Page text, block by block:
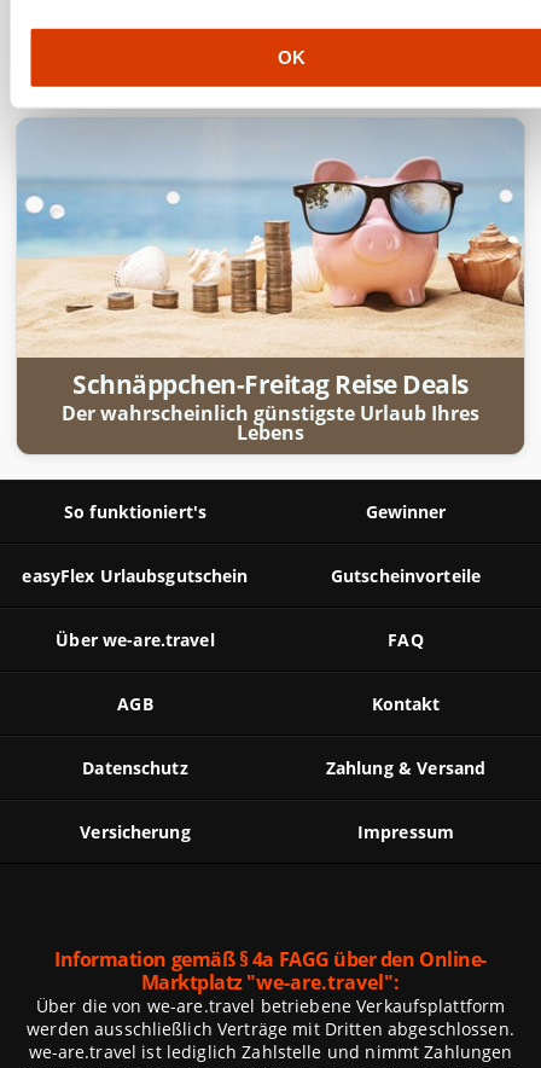
w
a
OK
Schnäppchen-Freitag Reise Deals
Der wahrscheinlich günstigste Urlaub Ihres
Lebens
So funktioniert's Gewinner
easyFlex Urlaubsgutschein Gutscheinvorteile
Über we-are.travel FAQ
AGB Kontakt
Datenschutz Zahlung & Versand
Versicherung Impressum
Information gemäß § 4a FAGG über den Online-
Marktplatz"we-are.travel":
Über die von we-are.travel betriebene Verkaufsplattform
werden ausschließlich Verträge mit Dritten abgeschlossen.
we-are.travel ist lediglich Zahlstelle und nimmt Zahlungen